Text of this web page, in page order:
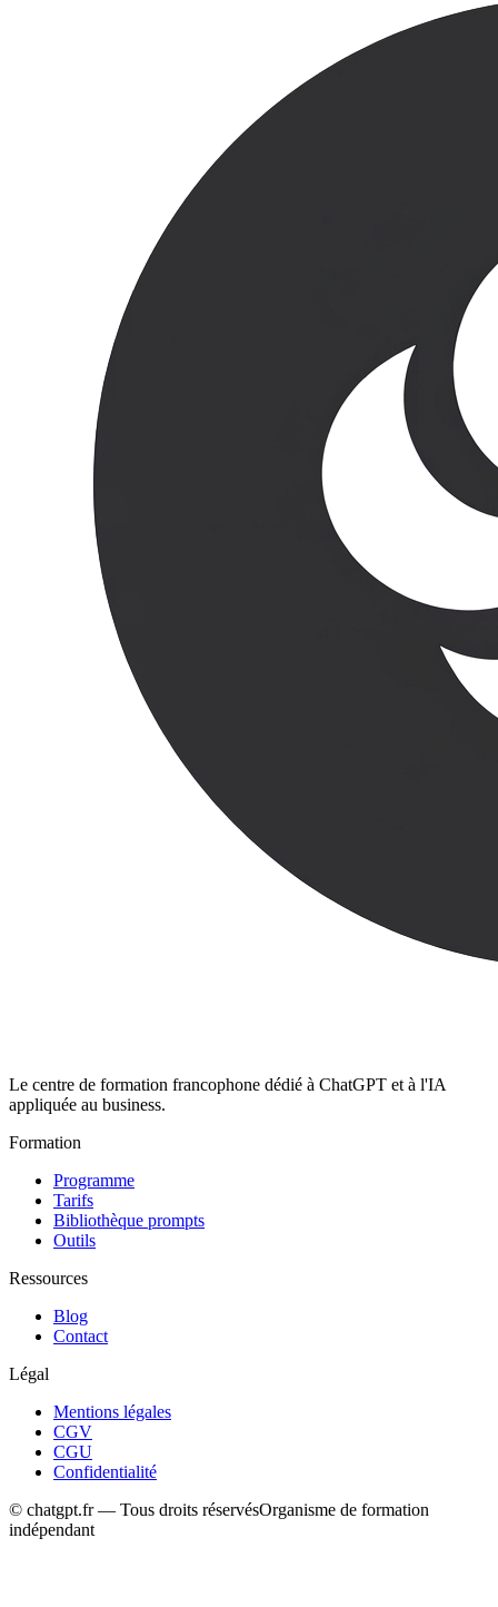
Le centre de formation francophone dédié à ChatGPT et à l'IA
appliquée au business.
Formation
Programme
Tarifs
Bibliothèque prompts
Outils
Ressources
Blog
Contact
Légal
Mentions légales
CGV
CGU
Confidentialité
© chatgpt.fr — Tous droits réservésOrganisme de formation
indépendant